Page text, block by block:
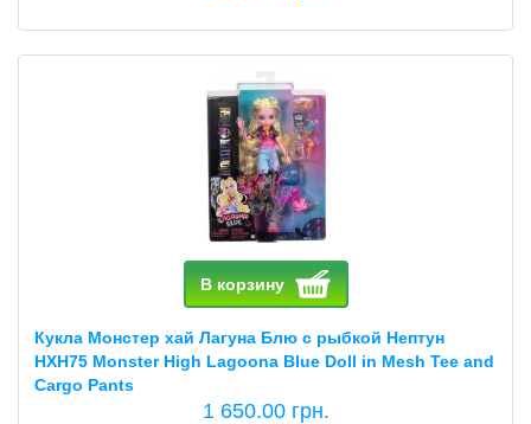
В корзину
Кукла Монстер хай Лагуна Блю с рыбкой Нептун
HXH75 Monster High Lagoona Blue Doll in Mesh Tee and
Cargo Pants
1 650.00 грн.